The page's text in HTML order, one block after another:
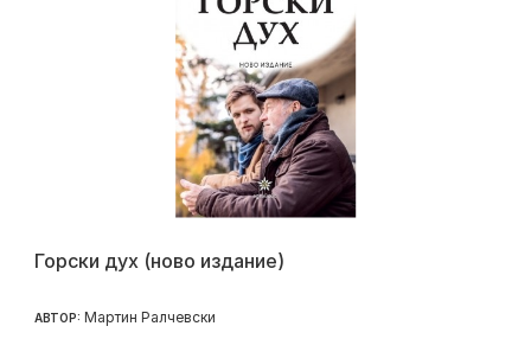
Горски дух (ново издание)
АВТОР: Мартин Ралчевски